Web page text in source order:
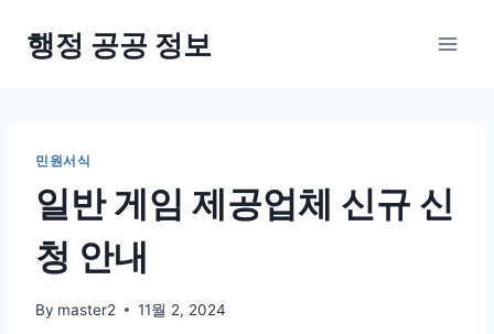
행정 공공 정보
민원서식
일반 게임 제공업체 신규 신
청 안내
By master2 11월 2, 2024